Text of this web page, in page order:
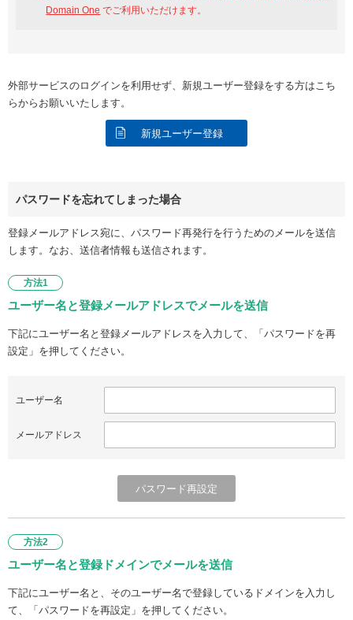
Domain One でご利用いただけます。
外部サービスのログインを利用せず、新規ユーザー登録をする方はこち
らからお願いいたします。
新規ユーザー登録
パスワードを忘れてしまった場合
登録メールアドレス宛に、パスワード再発行を行うためのメールを送信
します。なお、送信者情報も送信されます。
方法1
ユーザー名と登録メールアドレスでメールを送信
下記にユーザー名と登録メールアドレスを入力して、「パスワードを再
設定」を押してください。
ユーザー名
メールアドレス
方法2
ユーザー名と登録ドメインでメールを送信
下記にユーザー名と、そのユーザー名で登録しているドメインを入力し
て、「パスワードを再設定」を押してください。